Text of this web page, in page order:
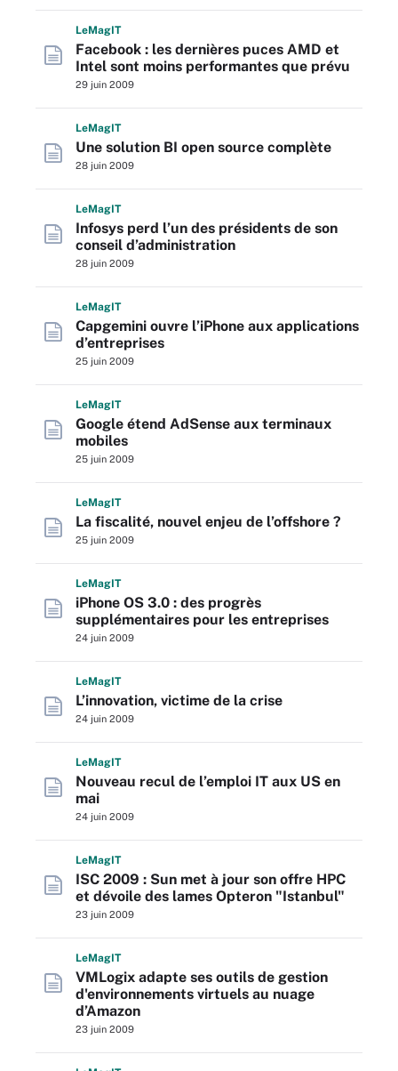
LeMagIT
Facebook : les dernières puces AMD et
Intel sont moins performantes que prévu
29 juin 2009
LeMagIT
Une solution BI open source complète
28 juin 2009
LeMagIT
Infosys perd l’un des présidents de son
conseil d’administration
28 juin 2009
LeMagIT
Capgemini ouvre l’iPhone aux applications
d’entreprises
25 juin 2009
LeMagIT
Google étend AdSense aux terminaux
mobiles
25 juin 2009
LeMagIT
La fiscalité, nouvel enjeu de l’offshore ?
25 juin 2009
LeMagIT
iPhone OS 3.0 : des progrès
supplémentaires pour les entreprises
24 juin 2009
LeMagIT
L’innovation, victime de la crise
24 juin 2009
LeMagIT
Nouveau recul de l’emploi IT aux US en
mai
24 juin 2009
LeMagIT
ISC 2009 : Sun met à jour son offre HPC
et dévoile des lames Opteron "Istanbul"
23 juin 2009
LeMagIT
VMLogix adapte ses outils de gestion
d'environnements virtuels au nuage
d’Amazon
23 juin 2009